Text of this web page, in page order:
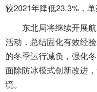
较2021年降低23.3%，
东北局将继续开展航
活动，总结固化有效经
的冬季运行减负，强化
面除防冰模式创新改进
境。